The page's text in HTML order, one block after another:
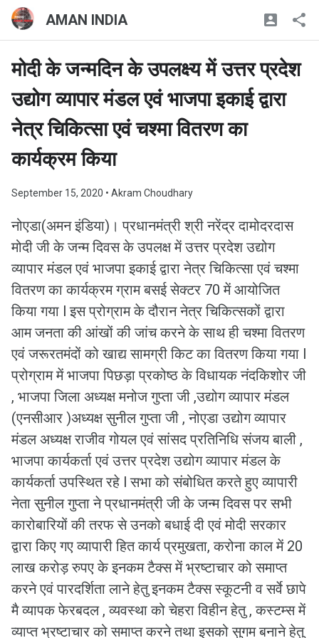
AMAN INDIA
मोदी के जन्मदिन के उपलक्ष्य में उत्तर प्रदेश
उद्योग व्यापार मंडल एवं भाजपा इकाई द्वारा
नेत्र चिकित्सा एवं चश्मा वितरण का
कार्यक्रम किया
September 15, 2020 • Akram Choudhary
नोएडा(अमन इंडिया)। प्रधानमंत्री श्री नरेंद्र दामोदरदास
मोदी जी के जन्म दिवस के उपलक्ष में उत्तर प्रदेश उद्योग
व्यापार मंडल एवं भाजपा इकाई द्वारा नेत्र चिकित्सा एवं चश्मा
वितरण का कार्यक्रम ग्राम बसई सेक्टर 70 में आयोजित
किया गया l इस प्रोग्राम के दौरान नेत्र चिकित्सकों द्वारा
आम जनता की आंखों की जांच करने के साथ ही चश्मा वितरण
एवं जरूरतमंदों को खाद्य सामग्री किट का वितरण किया गया l
प्रोग्राम में भाजपा पिछड़ा प्रकोष्ठ के विधायक नंदकिशोर जी
, भाजपा जिला अध्यक्ष मनोज गुप्ता जी ,उद्योग व्यापार मंडल
(एनसीआर )अध्यक्ष सुनील गुप्ता जी , नोएडा उद्योग व्यापार
मंडल अध्यक्ष राजीव गोयल एवं सांसद प्रतिनिधि संजय बाली ,
भाजपा कार्यकर्ता एवं उत्तर प्रदेश उद्योग व्यापार मंडल के
कार्यकर्ता उपस्थित रहे l सभा को संबोधित करते हुए व्यापारी
नेता सुनील गुप्ता ने प्रधानमंत्री जी के जन्म दिवस पर सभी
कारोबारियों की तरफ से उनको बधाई दी एवं मोदी सरकार
द्वारा किए गए व्यापारी हित कार्य प्रमुखता, करोना काल में 20
लाख करोड़ रुपए के इनकम टैक्स में भ्रष्टाचार को समाप्त
करने एवं पारदर्शिता लाने हेतु इनकम टैक्स स्कूटनी व सर्वे छापे
मै व्यापक फेरबदल , व्यवस्था को चेहरा विहीन हेतु , कस्टम्स में
व्याप्त भ्रष्टाचार को समाप्त करने तथा इसको सुगम बनाने हेतु